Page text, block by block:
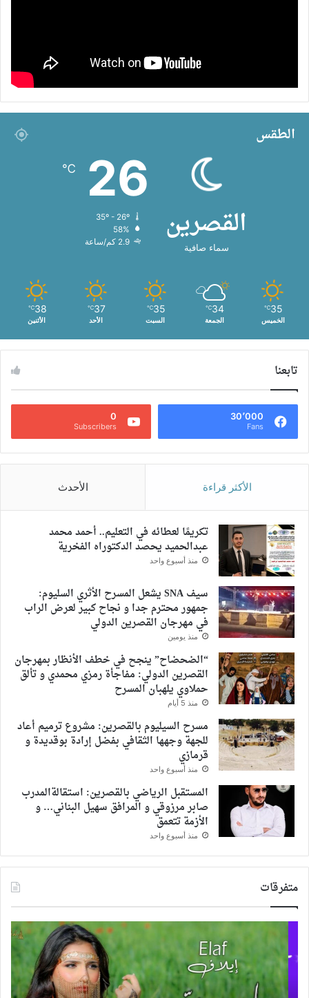
الطقس
القصرين
سماء صافية
26
℃
58%
2.9 كم/ساعة
35
℃
الخميس
34
℃
الجمعة
35
℃
السبت
37
℃
الأحد
38
℃
الأثنين
تابعنا
30٬000
Fans
0
Subscribers
الأكثر قراءة الأحدث
تكريمًا لعطائه في التعليم.. أحمد محمد
عبدالحميد يحصد الدكتوراه الفخرية
منذ أسبوع واحد
سيف SNA يشعل المسرح الأثري السليوم:
جمهور محترم جدا و نجاح كبير لعرض الراب
في مهرجان القصرين الدولي
منذ يومين
“الضحضاح” ينجح في خطف الأنظار بمهرجان
القصرين الدولي: مفاجأة رمزي محمدي و تألق
حملاوي يلهبان المسرح
منذ 5 أيام
مسرح السيليوم بالقصرين: مشروع ترميم أعاد
للجهة وجهها الثقافي بفضل إرادة بوقديدة و
قرمازي
منذ أسبوع واحد
المستقبل الرياضي بالقصرين: استقالةالمدرب
صابر مرزوقي و المرافق سهيل البناني… و
الأزمة تتعمق
منذ أسبوع واحد
متفرقات
شابة
تعيد
إحياء
بعد